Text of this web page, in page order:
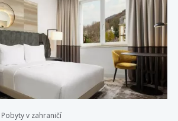
Pobyty v zahraničí